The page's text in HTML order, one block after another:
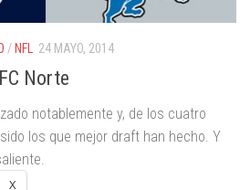
/ NFL 24 MAYO, 2014
Norte
notablemente y, de los cuatro
los que mejor draft han hecho. Y
X